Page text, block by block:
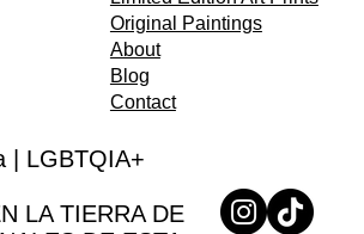
| LGBTQIA+
LA TIERRA DE
Original Paintings
About
Blog
Contact